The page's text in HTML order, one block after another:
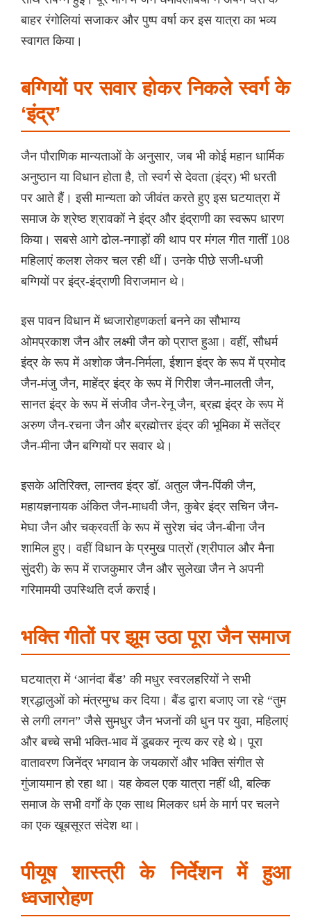
बाहर रंगोलियां सजाकर और पुष्प वर्षा कर इस यात्रा का भव्य
स्वागत किया।
बग्गियों पर सवार होकर निकले स्वर्ग के
‘इंद्र’
जैन पौराणिक मान्यताओं के अनुसार, जब भी कोई महान धार्मिक
अनुष्ठान या विधान होता है, तो स्वर्ग से देवता (इंद्र) भी धरती
पर आते हैं। इसी मान्यता को जीवंत करते हुए इस घटयात्रा में
समाज के श्रेष्ठ श्रावकों ने इंद्र और इंद्राणी का स्वरूप धारण
किया। सबसे आगे ढोल-नगाड़ों की थाप पर मंगल गीत गातीं 108
महिलाएं कलश लेकर चल रही थीं। उनके पीछे सजी-धजी
बग्गियों पर इंद्र-इंद्राणी विराजमान थे।
इस पावन विधान में ध्वजारोहणकर्ता बनने का सौभाग्य
ओमप्रकाश जैन और लक्ष्मी जैन को प्राप्त हुआ। वहीं, सौधर्म
इंद्र के रूप में अशोक जैन-निर्मला, ईशान इंद्र के रूप में प्रमोद
जैन-मंजु जैन, माहेंद्र इंद्र के रूप में गिरीश जैन-मालती जैन,
सानत इंद्र के रूप में संजीव जैन-रेनू जैन, ब्रह्म इंद्र के रूप में
अरुण जैन-रचना जैन और ब्रह्मोत्तर इंद्र की भूमिका में सतेंद्र
जैन-मीना जैन बग्गियों पर सवार थे।
इसके अतिरिक्त, लान्तव इंद्र डॉ. अतुल जैन-पिंकी जैन,
महायज्ञनायक अंकित जैन-माधवी जैन, कुबेर इंद्र सचिन जैन-
मेघा जैन और चक्रवर्ती के रूप में सुरेश चंद जैन-बीना जैन
शामिल हुए। वहीं विधान के प्रमुख पात्रों (श्रीपाल और मैना
सुंदरी) के रूप में राजकुमार जैन और सुलेखा जैन ने अपनी
गरिमामयी उपस्थिति दर्ज कराई।
भक्ति गीतों पर झूम उठा पूरा जैन समाज
घटयात्रा में ‘आनंदा बैंड’ की मधुर स्वरलहरियों ने सभी
श्रद्धालुओं को मंत्रमुग्ध कर दिया। बैंड द्वारा बजाए जा रहे “तुम
से लगी लगन” जैसे सुमधुर जैन भजनों की धुन पर युवा, महिलाएं
और बच्चे सभी भक्ति-भाव में डूबकर नृत्य कर रहे थे। पूरा
वातावरण जिनेंद्र भगवान के जयकारों और भक्ति संगीत से
गुंजायमान हो रहा था। यह केवल एक यात्रा नहीं थी, बल्कि
समाज के सभी वर्गों के एक साथ मिलकर धर्म के मार्ग पर चलने
का एक खूबसूरत संदेश था।
पीयूष शास्त्री के निर्देशन में हुआ
ध्वजारोहण